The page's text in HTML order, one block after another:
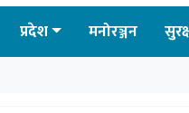
प्रदेश मनोरञ्जन